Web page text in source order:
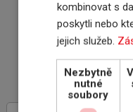
kombinovat s
poskytli nebo
jejich služeb.
Nezbytně
nutné
soubory